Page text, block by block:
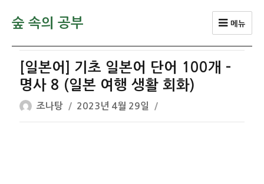
숲 속의 공부 메뉴
[일본어] 기초 일본어 단어 100개 –
명사 8 (일본 여행 생활 회화)
글
쓴
조나탕
작
성
2023년 4월 29일